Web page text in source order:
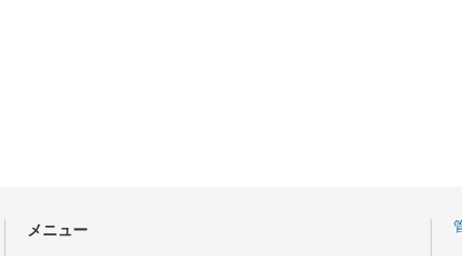
メニュー